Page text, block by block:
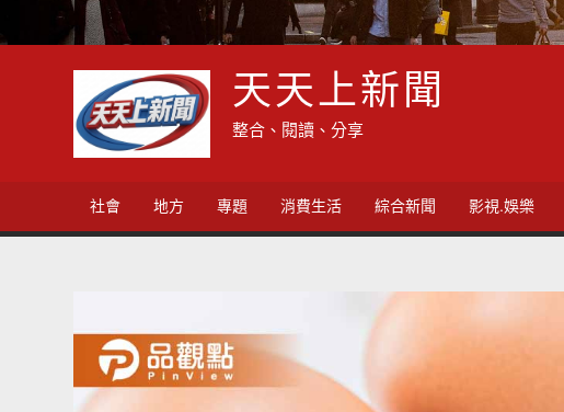
天天上新聞
整合、閱讀、分享
社會 地方 專題 消費生活 綜合新聞 影視.娛樂